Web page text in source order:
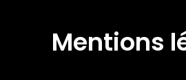
Mentions